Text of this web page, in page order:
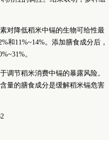
对降低稻米中镉的生物可给性最
和11%~14%。添加膳食成分后，
。
调节稻米消费中镉的暴露风险。
量的膳食成分是缓解稻米镉危害